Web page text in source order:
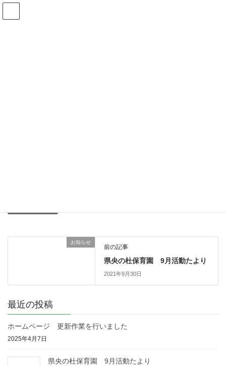
お知らせ
前の記事
県央の杜保育園 9月活動たより
2021年9月30日
最近の投稿
ホームページ 更新作業を行いました
2025年4月7日
県央の杜保育園 9月活動たより